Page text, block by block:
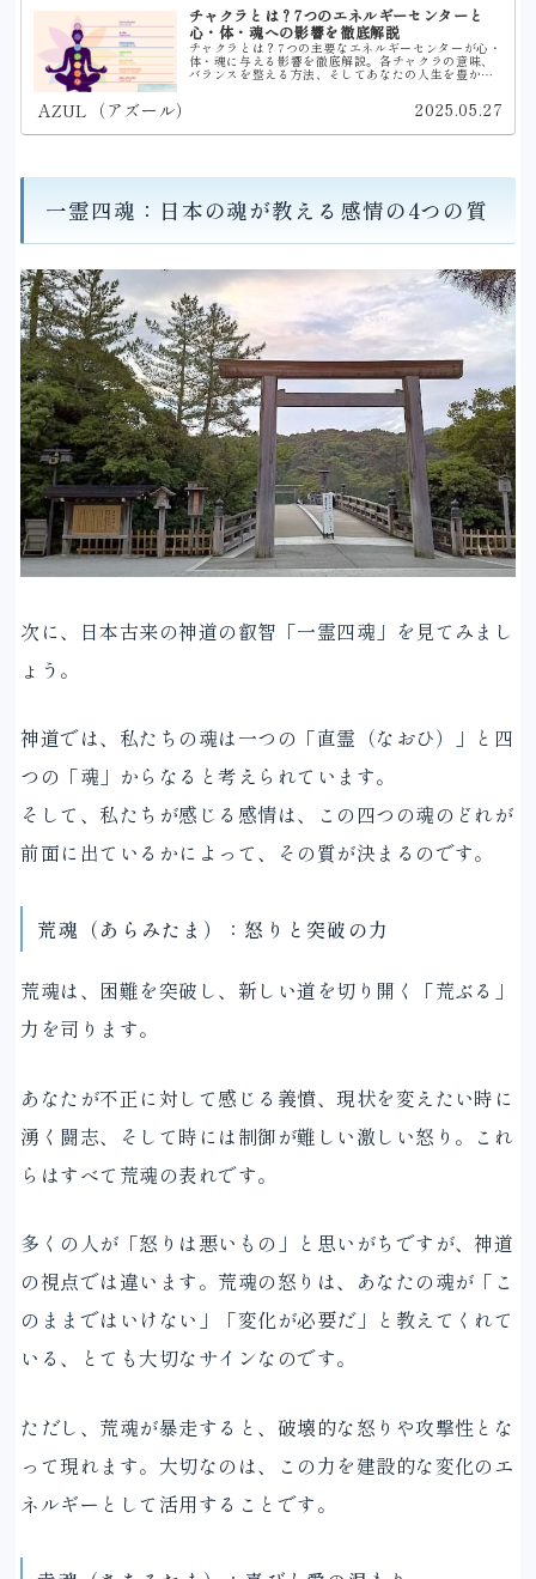
チャクラとは？7つのエネルギーセンターと
心・体・魂への影響を徹底解説
チャクラとは？7つの主要なエネルギーセンターが心・
体・魂に与える影響を徹底解説。各チャクラの意味、
バランスを整える方法、そしてあなたの人生を豊かに
AZUL（アズール） 2025.05.27
一霊四魂：日本の魂が教える感情の4つの質
次に、日本古来の神道の叡智「一霊四魂」を見てみまし
ょう。
神道では、私たちの魂は一つの「直霊（なおひ）」と四
つの「魂」からなると考えられています。
そして、私たちが感じる感情は、この四つの魂のどれが
前面に出ているかによって、その質が決まるのです。
荒魂（あらみたま）：怒りと突破の力
荒魂は、困難を突破し、新しい道を切り開く「荒ぶる」
力を司ります。
あなたが不正に対して感じる義憤、現状を変えたい時に
湧く闘志、そして時には制御が難しい激しい怒り。これ
らはすべて荒魂の表れです。
多くの人が「怒りは悪いもの」と思いがちですが、神道
の視点では違います。荒魂の怒りは、あなたの魂が「こ
のままではいけない」「変化が必要だ」と教えてくれて
いる、とても大切なサインなのです。
ただし、荒魂が暴走すると、破壊的な怒りや攻撃性とな
って現れます。大切なのは、この力を建設的な変化のエ
ネルギーとして活用することです。